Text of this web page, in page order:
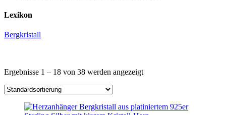
Lexikon
Bergkristall
Ergebnisse 1 – 18 von 38 werden angezeigt